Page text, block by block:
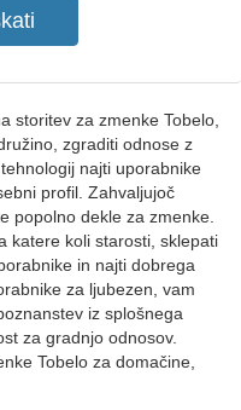
storitev za zmenke Tobelo,
zgraditi odnose z
najti uporabnike
profil. Zahvaljujoč
popolno dekle za zmenke.
katere koli starosti, sklepati
in najti dobrega
za ljubezen, vam
iz splošnega
za gradnjo odnosov.
Tobelo za domačine,